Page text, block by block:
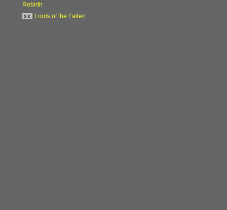
Rebirth
xx
Lords of the Fallen